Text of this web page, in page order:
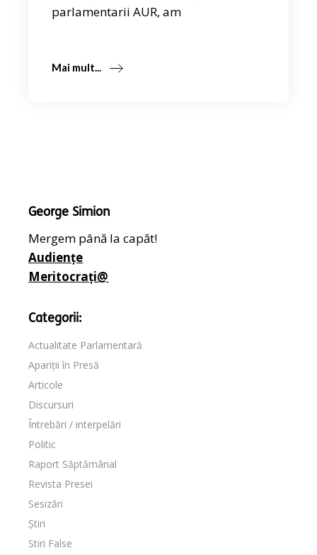
parlamentarii AUR, am
Mai mult...
George Simion
Mergem până la capăt!
Audiențe
Meritocrați@
Categorii:
Actualitate Parlamentară
Apariții în Presă
Articole
Discursuri
Întrebări / interpelări
Politic
Raport Săptămânal
Revista Presei
Sesizări
Știri
Stiri False